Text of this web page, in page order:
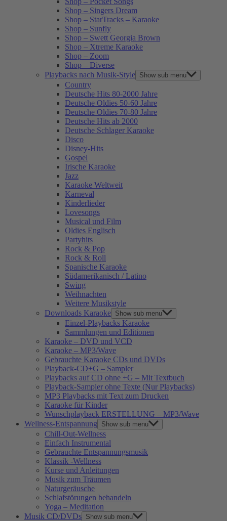
Shop – Singers Dream
Shop – StarTracks – Karaoke
Shop – Sunfly
Shop – Swett Georgia Brown
Shop – Xtreme Karaoke
Shop – Zoom
Shop – Diverse
Playbacks nach Musik-Style Show sub menu
Country
Deutsche Hits 80-2000 Jahre
Deutsche Oldies 50-60 Jahre
Deutsche Oldies 70-80 Jahre
Deutsche Hits ab 2000
Deutsche Schlager Karaoke
Disco
Disney-Hits
Gospel
Irische Karaoke
Jazz
Karaoke Weltweit
Karneval
Kinderlieder
Lovesongs
Musical und Film
Oldies Englisch
Partyhits
Rock & Pop
Rock & Roll
Spanische Karaoke
Südamerikanisch / Latino
Swing
Weihnachten
Weitere Musikstyle
Downloads Karaoke Show sub menu
Einzel-Playbacks Karaoke
Sammlungen und Editionen
Karaoke – DVD und VCD
Karaoke – MP3/Wave
Gebrauchte Karaoke CDs und DVDs
Playback-CD+G – Sampler
Playbacks auf CD ohne +G – Mit Textbuch
Playback-Sampler ohne Texte (Nur Playbacks)
MP3 Playbacks mit Text zum Drucken
Karaoke für Kinder
Wunschplayback ERSTELLUNG – MP3/Wave
Wellness-Entspannung
Show sub menu
Chill-Out-Wellness
Einfach Instrumental
Gebrauchte Entspannungsmusik
Klassik -Wellness
Kurse und Anleitungen
Musik zum Träumen
Naturgeräusche
Schlafstörungen behandeln
Yoga – Meditation
Musik CD/DVDs Show sub menu